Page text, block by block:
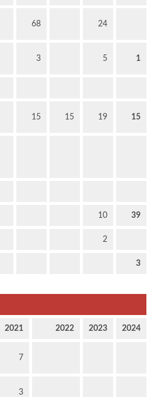
68 24
3 5 1
15 15 19 15
10 39
2
3
2021 2022 2023 2024
7
3